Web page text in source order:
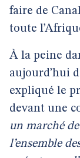
faire de
toute
À la peine
aujourd’hui
expliqué le
devant une
un marché
l’ensemble